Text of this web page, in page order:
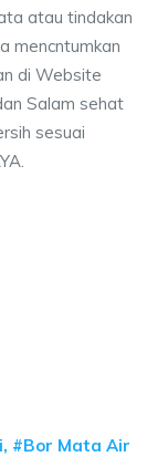
atau tindakan
mencntumkan
di Website
Salam sehat
sesuai
#Bor Mata Air